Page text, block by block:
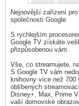
Nejnovější zařízení
společnosti Google
S rychlejším
Google TV získáte
přizpůsobenou vám.
Vše, co streamujete,
S Google TV vám
knihovny více než
oblíbených
Disney+, Max, Prime
vaší domovské